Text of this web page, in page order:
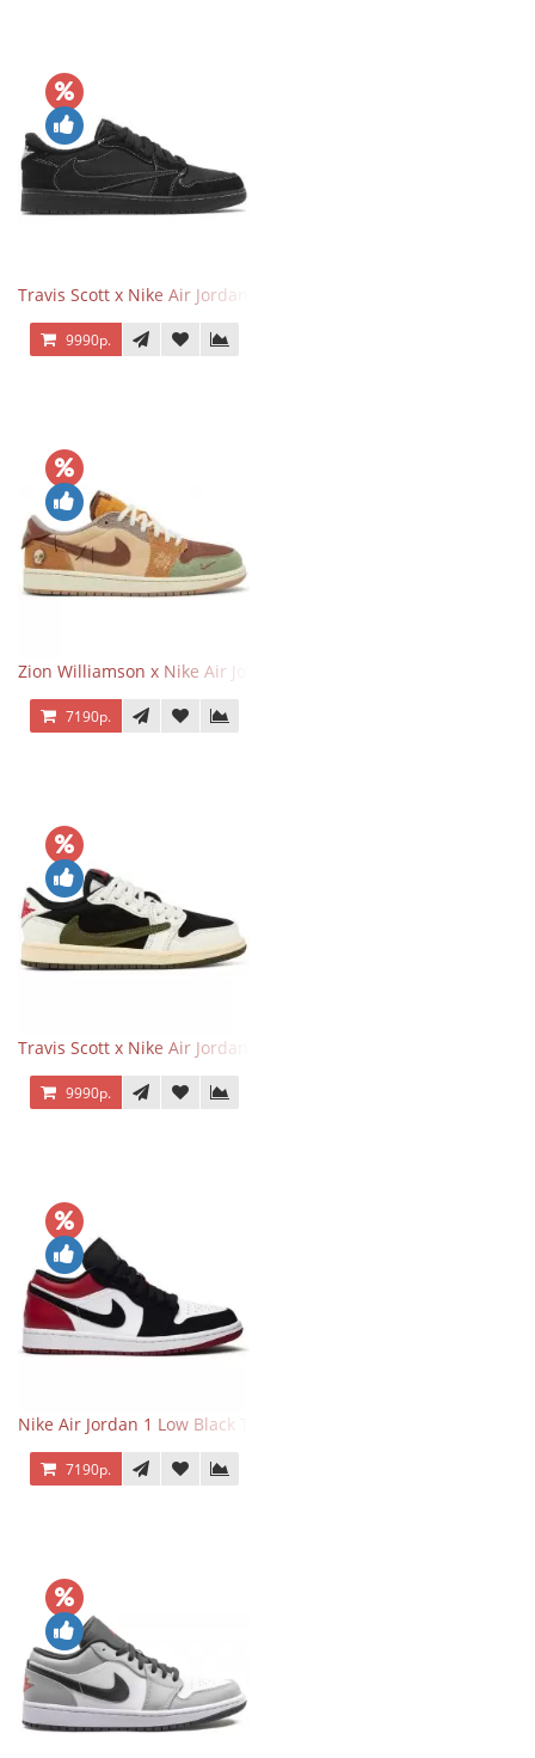
Travis Scott x Nike Air Jordan 1 Retro Low OG SP Black Phantom
9990р.
Zion Williamson x Nike Air Jordan 1 Retro Low OG Voodoo
7190р.
Travis Scott x Nike Air Jordan 1 Retro Low OG SP Olive
9990р.
Nike Air Jordan 1 Low Black Toe
7190р.